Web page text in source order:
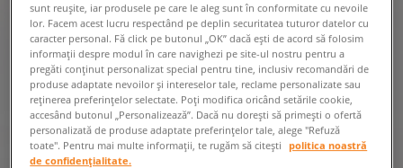
sunt reușite, iar produsele pe care le aleg sunt în conformitate cu nevoile
lor. Facem acest lucru respectând pe deplin securitatea tuturor datelor cu
caracter personal. Fă click pe butonul „OK” dacă ești de acord să folosim
informații despre modul în care navighezi pe site-ul nostru pentru a
pregăti conținut personalizat special pentru tine, inclusiv recomandări de
produse adaptate nevoilor și intereselor tale, reclame personalizate sau
reținerea preferințelor selectate. Poți modifica oricând setările cookie,
accesând butonul „Personalizează”. Dacă nu dorești să primești o ofertă
personalizată de produse adaptate preferințelor tale, alege "Refuză
toate". Pentru mai multe informații, te rugăm să citești
politica noastră
de confidențialitate.